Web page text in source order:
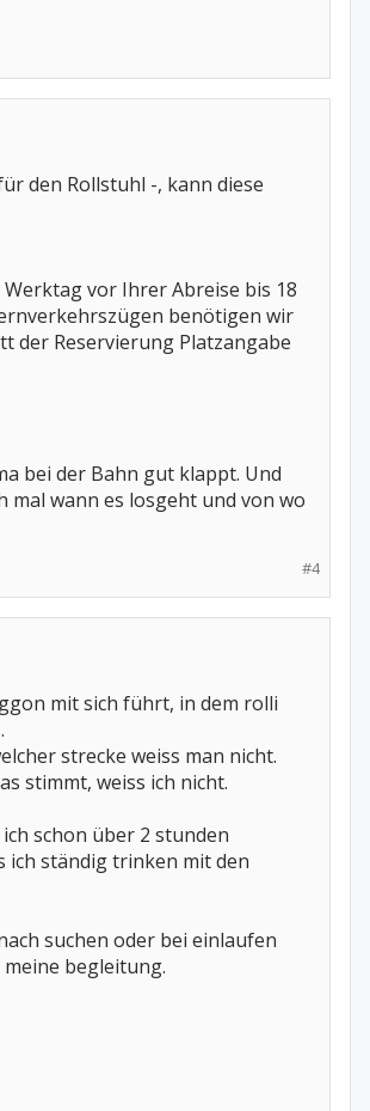
den Rollstuhl -, kann diese
vor Ihrer Abreise bis 18
benötigen wir
der Reservierung Platzangabe
bei der Bahn gut klappt. Und
mal wann es losgeht und von wo
#4
mit sich führt, in dem rolli
strecke weiss man nicht.
stimmt, weiss ich nicht.
schon über 2 stunden
ich ständig trinken mit den
suchen oder bei einlaufen
begleitung.